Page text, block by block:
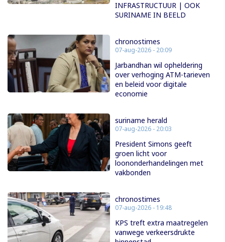
INFRASTRUCTUUR | OOK
SURINAME IN BEELD
chronostimes
07-aug-2026 - 20:09
Jarbandhan wil opheldering
over verhoging ATM-tarieven
en beleid voor digitale
economie
suriname herald
07-aug-2026 - 20:03
President Simons geeft
groen licht voor
loononderhandelingen met
vakbonden
chronostimes
07-aug-2026 - 19:48
KPS treft extra maatregelen
vanwege verkeersdrukte